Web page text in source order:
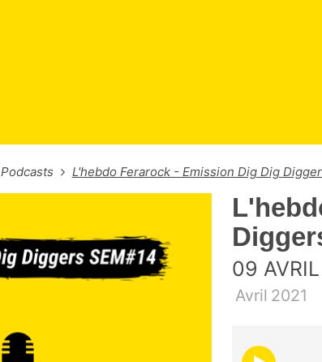
Podcasts L'hebdo Ferarock - Emission Dig Dig
09
Avril 2021